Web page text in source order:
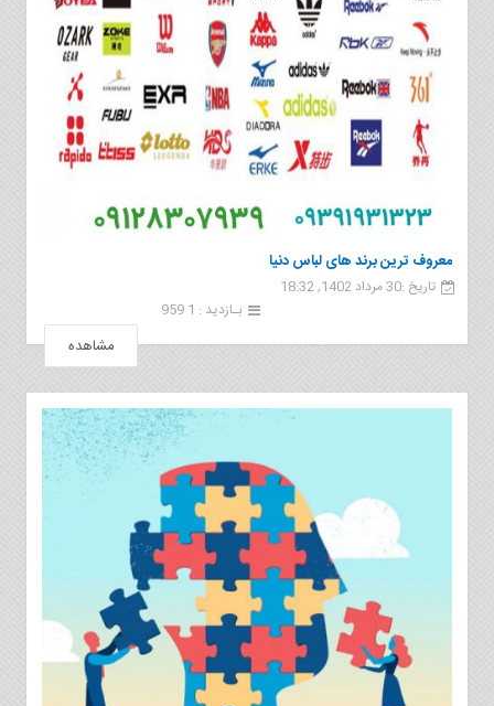
معروف ترین برند های لباس دنیا
تاریخ :30 مرداد 1402, 18:32
بـازدید : 1 959
مشاهده